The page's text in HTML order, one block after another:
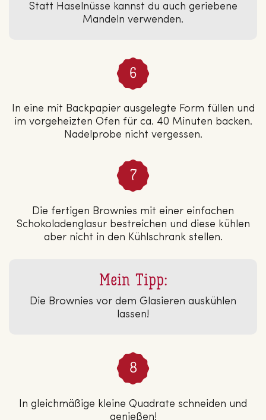
Statt Haselnüsse kannst du auch geriebene
Mandeln verwenden.
In eine mit Backpapier ausgelegte Form füllen und
im vorgeheizten Ofen für ca. 40 Minuten backen.
Nadelprobe nicht vergessen.
Die fertigen Brownies mit einer einfachen
Schokoladenglasur bestreichen und diese kühlen
aber nicht in den Kühlschrank stellen.
Mein Tipp:
Die Brownies vor dem Glasieren auskühlen
lassen!
In gleichmäßige kleine Quadrate schneiden und
genießen!